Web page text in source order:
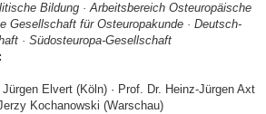
Bildung · Arbeitsbereich Osteuropäische
Gesellschaft für Osteuropakunde · Deutsch-
· Südosteuropa-Gesellschaft
Elvert (Köln) · Prof. Dr. Heinz-Jürgen Axt
Kochanowski (Warschau)